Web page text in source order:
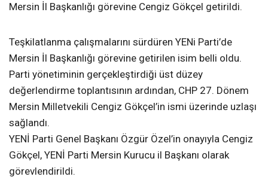
Mersin İl Başkanlığı görevine Cengiz Gökçel getirildi.
Teşkilatlanma çalışmalarını sürdüren YENi Parti’de
Mersin İl Başkanlığı görevine getirilen isim belli oldu.
Parti yönetiminin gerçekleştirdiği üst düzey
değerlendirme toplantısının ardından, CHP 27. Dönem
Mersin Milletvekili Cengiz Gökçel’in ismi üzerinde uzlaşı
sağlandı.
YENİ Parti Genel Başkanı Özgür Özel’in onayıyla Cengiz
Gökçel, YENİ Parti Mersin Kurucu il Başkanı olarak
görevlendirildi.